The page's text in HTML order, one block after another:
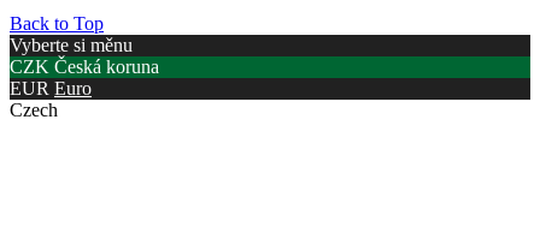
Back to Top
Vyberte si měnu
CZK Česká koruna
EUR Euro
Czech